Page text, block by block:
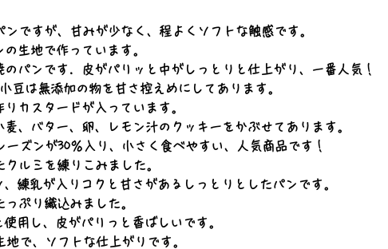
ンですが、甘みが少なく、程よくソフトな触感です。
の生地で作っています。
のパンです．皮がパリッと中がしっとりと仕上がり、一番人気！
小豆は無添加の物を甘さ控えめにしてあります。
りカスタードが入っています。
麦、バター、卵、レモン汁のクッキーをかぶせてあります。
ーズンが30％入り、小さく食べやすい、人気商品です！
クルミを練りこみました。
、練乳が入りコクと甘さがあるしっとりとしたパンです。
っぷり織込みました。
使用し、皮がパリっと香ばしいです。
地で、ソフトな仕上がりです。